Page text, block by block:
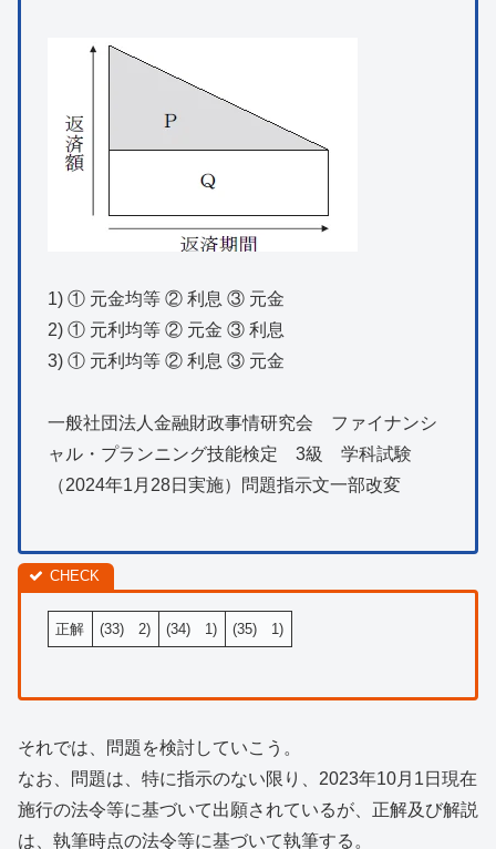
1) ① 元金均等 ② 利息 ③ 元金
2) ① 元利均等 ② 元金 ③ 利息
3) ① 元利均等 ② 利息 ③ 元金
一般社団法人金融財政事情研究会 ファイナンシ
ャル・プランニング技能検定 3級 学科試験
（2024年1月28日実施）問題指示文一部改変
正解 (33) 2) (34) 1) (35) 1)
それでは、問題を検討していこう。
なお、問題は、特に指示のない限り、2023年10月1日現在
施行の法令等に基づいて出願されているが、正解及び解説
は、執筆時点の法令等に基づいて執筆する。